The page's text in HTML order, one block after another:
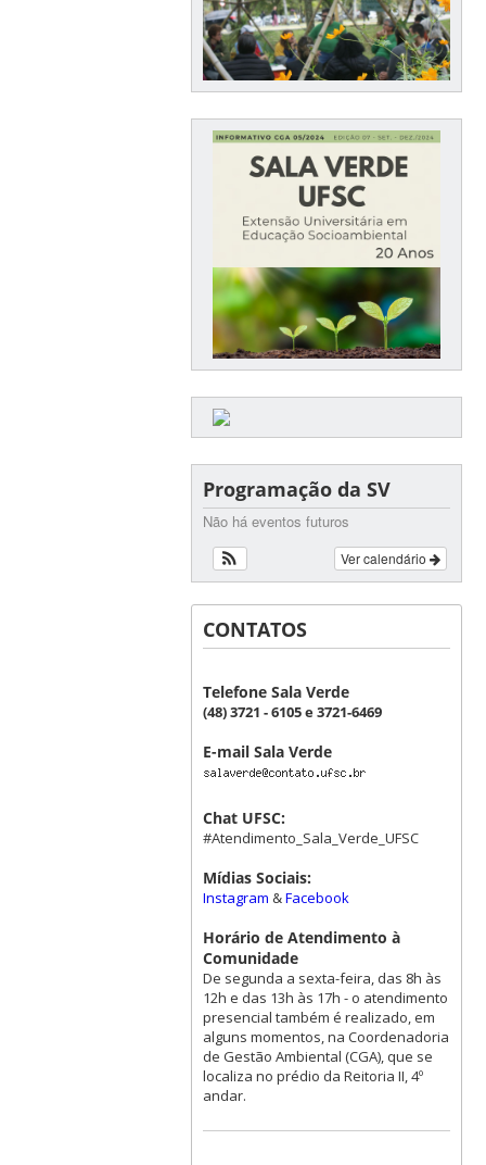
Programação da SV
Não há eventos futuros
Ver calendário
CONTATOS
Telefone Sala Verde
(48) 3721 - 6105 e 3721-6469
E-mail Sala Verde
Chat UFSC:
#Atendimento_Sala_Verde_UFSC
Mídias Sociais:
Instagram &Facebook
Horário de Atendimento à
Comunidade
De segunda a sexta-feira, das 8h às
12h e das 13h às 17h - o atendimento
presencial também é realizado, em
alguns momentos, na Coordenadoria
de Gestão Ambiental (CGA), que se
localiza no prédio da Reitoria II, 4º
andar.